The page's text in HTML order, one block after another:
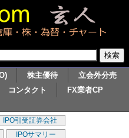
株主優待
立会外分売
コンタクト
FX業者CP
IPO引受証券会社
IPOサマリー